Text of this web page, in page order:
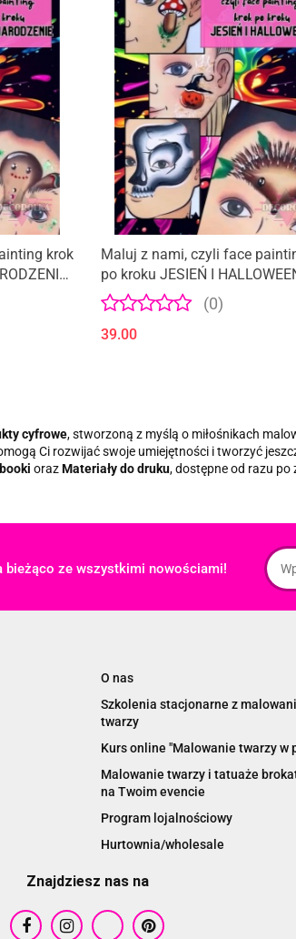
krok
Maluj z nami, czyli face
po kroku JESIEŃ I
WZORÓW
(0)
39.00
cyfrowe, stworzoną z myślą o miłośnikach
Ci rozwijać swoje umiejętności i tworzyć
orazMateriały do druku, dostępne od razu po
bieżąco ze wszystkimi nowościami!
O nas
Szkolenia stacjonarne z
twarzy
Kurs online "Malowanie twarzy w
Malowanie twarzy i tatuaże
na Twoim evencie
Program lojalnościowy
Hurtownia/wholesale
Znajdziesz nas na